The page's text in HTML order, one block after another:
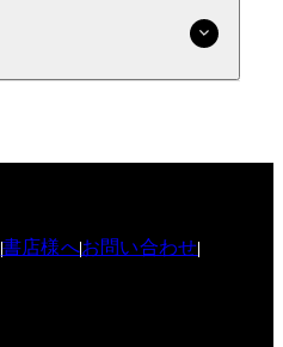
書店様へお問い合わせ